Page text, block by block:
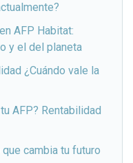
AFP Habitat:
y el del planeta
¿Cuándo vale la
AFP? Rentabilidad
cambia tu futuro